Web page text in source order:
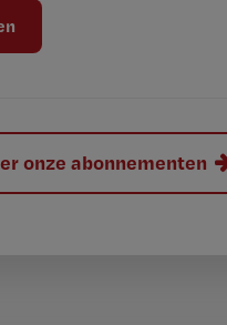
onze abonnementen